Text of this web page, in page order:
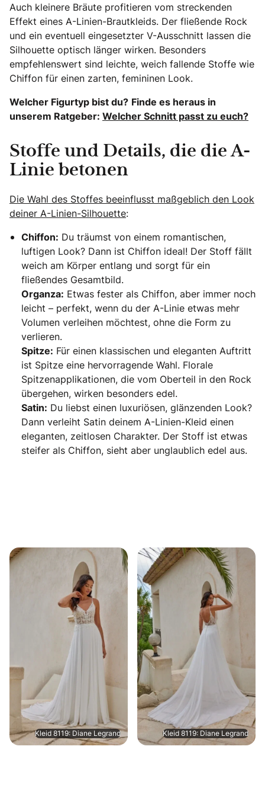
Auch kleinere Bräute profitieren vom streckenden
Effekt eines A-Linien-Brautkleids. Der fließende Rock
und ein eventuell eingesetzter V-Ausschnitt lassen die
Silhouette optisch länger wirken. Besonders
empfehlenswert sind leichte, weich fallende Stoffe wie
Chiffon für einen zarten, femininen Look.
Welcher Figurtyp bist du? Finde es heraus in
unserem Ratgeber: Welcher Schnitt passt zu euch?
Stoffe und Details, die die A-
Linie betonen
Die Wahl des Stoffes beeinflusst maßgeblich den Look
deiner A-Linien-Silhouette:
Chiffon: Du träumst von einem romantischen,
luftigen Look? Dann ist Chiffon ideal! Der Stoff fällt
weich am Körper entlang und sorgt für ein
fließendes Gesamtbild.
Organza: Etwas fester als Chiffon, aber immer noch
leicht – perfekt, wenn du der A-Linie etwas mehr
Volumen verleihen möchtest, ohne die Form zu
verlieren.
Spitze: Für einen klassischen und eleganten Auftritt
ist Spitze eine hervorragende Wahl. Florale
Spitzenapplikationen, die vom Oberteil in den Rock
übergehen, wirken besonders edel.
Satin: Du liebst einen luxuriösen, glänzenden Look?
Dann verleiht Satin deinem A-Linien-Kleid einen
eleganten, zeitlosen Charakter. Der Stoff ist etwas
steifer als Chiffon, sieht aber unglaublich edel aus.
Kleid 8119: Diane Legrand Kleid 8119: Diane Legrand